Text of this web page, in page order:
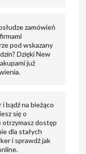
zamówień
pod wskazany
Dzięki New
już
bądź na bieżąco
się o
otrzymasz dostęp
dla stałych
i sprawdź jak